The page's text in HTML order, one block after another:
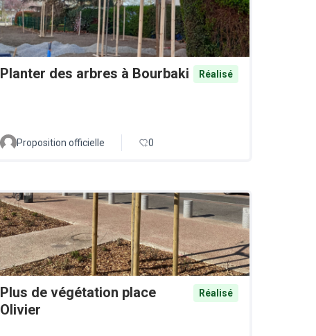
Planter des arbres à Bourbaki Réalisé
Proposition officielle 0
Plus de végétation place
Olivier
Réalisé